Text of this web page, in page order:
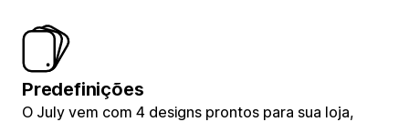
Predefinições
O July vem com 4 designs prontos para sua loja,